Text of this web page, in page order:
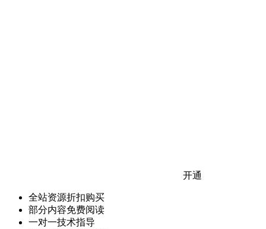
开通
全站资源折扣购买
部分内容免费阅读
一对一技术指导